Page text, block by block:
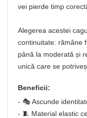
vei pierde timp
Alegerea acestei
continuitate: rămâne
până la moderată și
unică care se
Beneficii:
- 🎭 Ascunde
- 🧵 Material elastic